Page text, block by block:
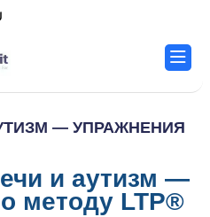
— УПРАЖНЕНИЯ
и аутизм —
методу LTP®